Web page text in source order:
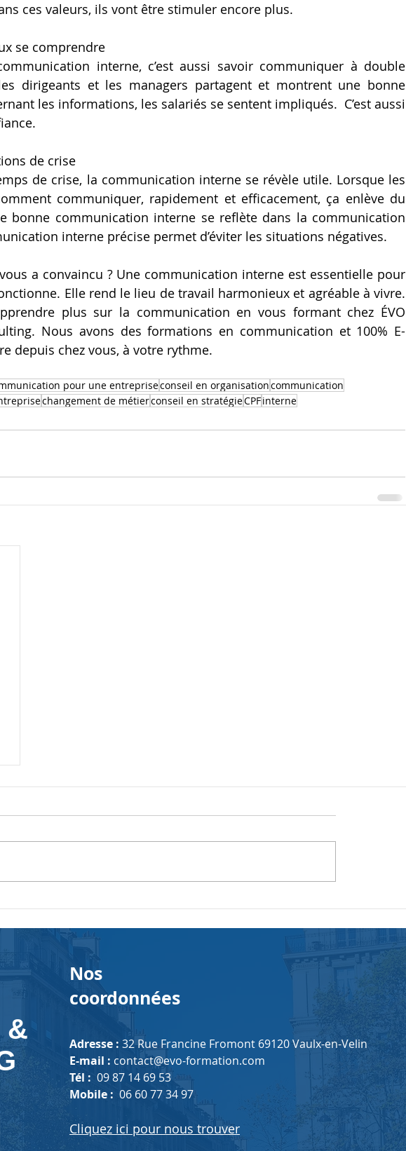
ces valeurs, ils vont être stimuler encore plus.
se comprendre
interne, c’est aussi savoir communiquer à double
dirigeants et les managers partagent et montrent une bonne
les informations, les salariés se sentent impliqués.  C’est aussi
de crise
de crise, la communication interne se révèle utile. Lorsque les
communiquer, rapidement et efficacement, ça enlève du
bonne communication interne se reflète dans la communication
interne précise permet d’éviter les situations négatives.
a convaincu ? Une communication interne est essentielle pour
Elle rend le lieu de travail harmonieux et agréable à vivre.
plus sur la communication en vous formant chez ÉVO
Nous avons des formations en communication et 100% E-
depuis chez vous, à votre rythme.
pour une entrepriseconseil en organisationcommunication
changement de métierconseil en stratégieCPFinterne
&
Nos
coordonnées
Adresse : 32 Rue Francine Fromont 69120 Vaulx-en-Velin
E-mail : contact@evo-formation.com
Tél : 09 87 14 69 53
Mobile : 06 60 77 34 97
Cliquez ici pour nous trouver